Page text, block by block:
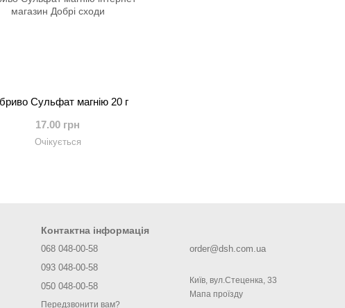
Сульфат магнію 20 г
17.00 грн
Очікується
Контактна інформація
068 048-00-58
093 048-00-58
050 048-00-58
Передзвонити вам?
order@dsh.com.ua
Київ, вул.Стеценка, 33
Мапа проїзду